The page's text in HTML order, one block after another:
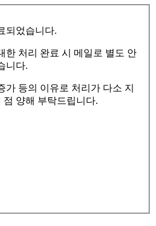
되었습니다.
한 처리 완료 시 메일로 별도 안
니다.
가 등의 이유로 처리가 다소 지
점 양해 부탁드립니다.